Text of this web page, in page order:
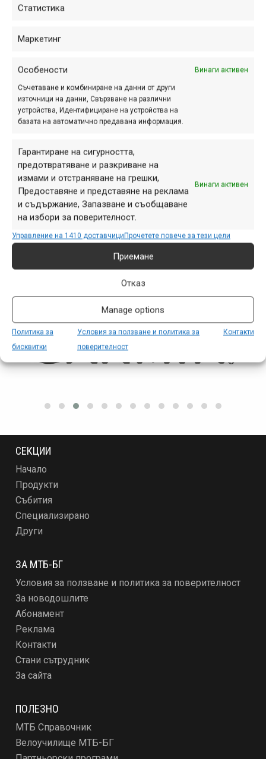
Статистика
Маркетинг
Особености Винаги активен
Съчетаване и комбиниране на данни от други
източници на данни, Свързване на различни
устройства, Идентифициране на устройства на
базата на автоматично предавана информация.
Гарантиране на сигурността,
предотвратяване и разкриване на
измами и отстраняване на грешки,
Предоставяне и представяне на реклама
и съдържание, Запазване и съобщаване
на избори за поверителност.
Винаги активен
Управление на 1410 доставчициПрочетете повече за тези цели
Приемане
Отказ
Manage options
Политика за
бисквитки
Условия за ползване и политика за
поверителност
Контакти
целия ход на лоста. Дисковете са с дебелина 2.3 мм, а
видите тук:https://www.brembo.com/en/news-
archive/brembo-specialized
Реклама
Етикети:Brembo,Specialized ,спирачки
Навигация
Предишна
СЕКЦИИ
Начало
Продукти
Събития
Специализирано
Други
ЗА МТБ-БГ
Условия за ползване и политика за поверителност
За новодошлите
Абонамент
Реклама
Контакти
Стани сътрудник
За сайта
ПОЛЕЗНО
МТБ Справочник
Велоучилище МТБ-БГ